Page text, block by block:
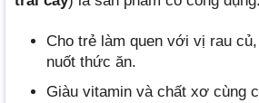
Cho trẻ làm quen với vị rau
nuốt thức ăn.
Giàu vitamin và chất xơ cùng